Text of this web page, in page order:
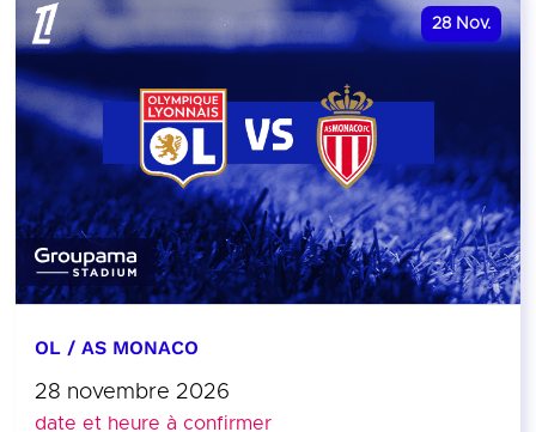
28 Nov.
OL / AS MONACO
28 novembre 2026
date et heure à confirmer